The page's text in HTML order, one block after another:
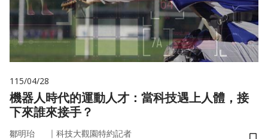
115/04/28
機器人時代的運動人才：當科技遇上人體，接
下來誰來接手？
鄒明珆 ｜ 科技大觀園特約記者